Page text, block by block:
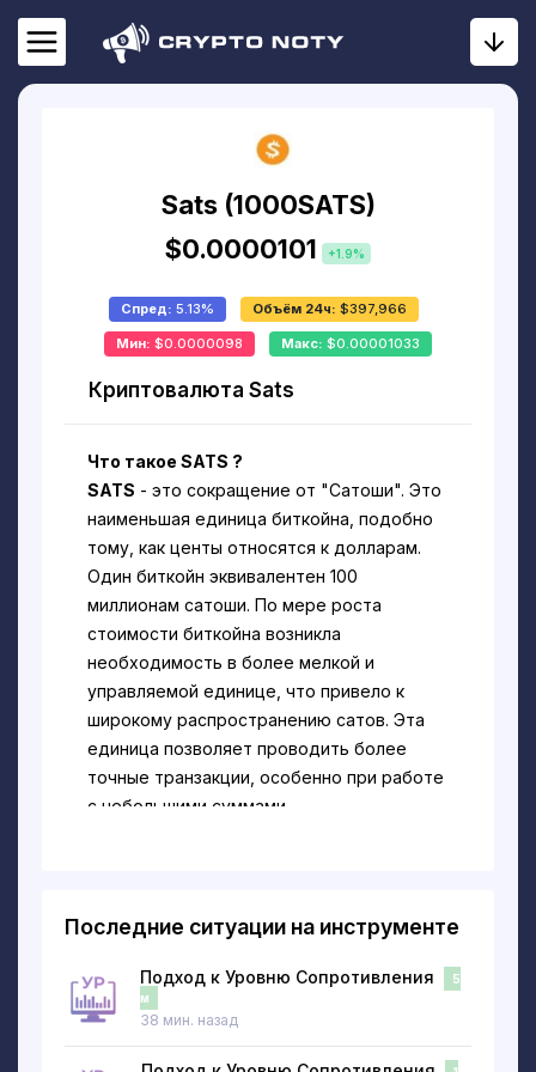
Sats (1000SATS)
$0.0000101
+1.9%
Спред: 5.13% Объём 24ч: $397,966
Мин: $0.0000098 Макс: $0.00001033
Криптовалюта Sats
Что такое SATS ?
SATS - это сокращение от "Сатоши". Это
наименьшая единица биткойна, подобно
тому, как центы относятся к долларам.
Один биткойн эквивалентен 100
миллионам сатоши. По мере роста
стоимости биткойна возникла
необходимость в более мелкой и
управляемой единице, что привело к
широкому распространению сатов. Эта
единица позволяет проводить более
точные транзакции, особенно при работе
с небольшими суммами
Почему термин "Сатоши" имеет
большое значение в криптовалютном
мире?
Термин "сатоши" отдает дань уважения
Последние ситуации на инструменте
Подход к Уровню Сопротивления
5
м
38 мин. назад